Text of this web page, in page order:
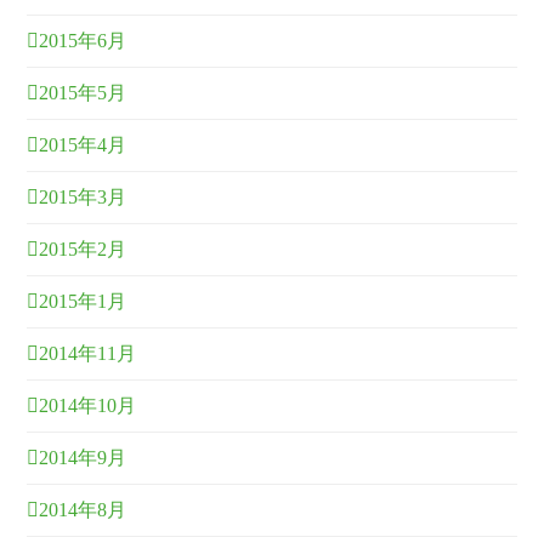
2015年6月
2015年5月
2015年4月
2015年3月
2015年2月
2015年1月
2014年11月
2014年10月
2014年9月
2014年8月